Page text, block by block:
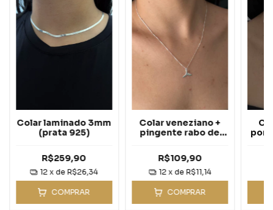
Colar laminado 3mm
(prata 925)
R$259,90
12 x deR$26,34
COMPRAR
Colar veneziano +
pingente rabo de
R$109,90
12 x deR$11,14
COMPRAR